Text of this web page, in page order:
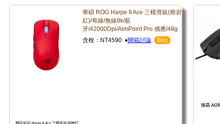
華碩 ROG Harpe II Ace 三模滑鼠(熔岩
紅)/有線/無線8k/藍
牙/42000Dpi/AimPoint Pro 感應/48g
含稅：NT4590 ♦開箱討論 Buy